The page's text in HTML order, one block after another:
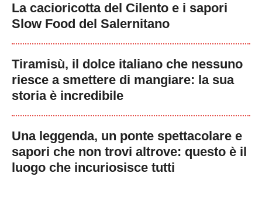
La cacioricotta del Cilento e i sapori
Slow Food del Salernitano
Tiramisù, il dolce italiano che nessuno
riesce a smettere di mangiare: la sua
storia è incredibile
Una leggenda, un ponte spettacolare e
sapori che non trovi altrove: questo è il
luogo che incuriosisce tutti